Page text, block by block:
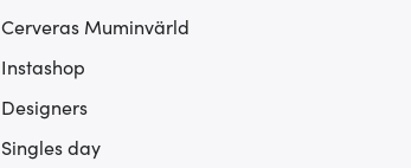
Cerveras Muminvärld
Instashop
Designers
Singles day